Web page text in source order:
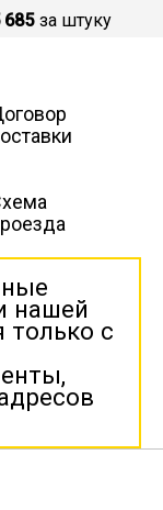
685 за штуку
нашей
только с